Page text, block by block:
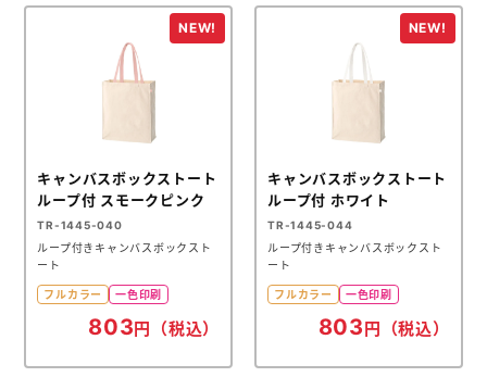
キャンバスボックストート
ループ付 スモークピンク
TR-1445-040
ループ付きキャンバスボックスト
ート
フルカラー 一色印刷
803円（税込）
キャンバスボックストート
ループ付 ホワイト
TR-1445-044
ループ付きキャンバスボックスト
ート
フルカラー 一色印刷
803円（税込）